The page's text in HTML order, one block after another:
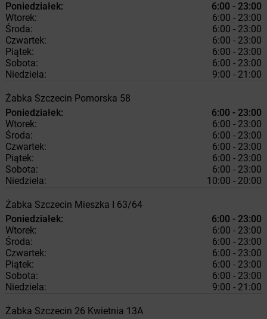
Poniedziałek:
6:00 - 23:00
Wtorek:
6:00 - 23:00
Środa:
6:00 - 23:00
Czwartek:
6:00 - 23:00
Piątek:
6:00 - 23:00
Sobota:
6:00 - 23:00
Niedziela:
9:00 - 21:00
Żabka Szczecin Pomorska 58
Poniedziałek:
6:00 - 23:00
Wtorek:
6:00 - 23:00
Środa:
6:00 - 23:00
Czwartek:
6:00 - 23:00
Piątek:
6:00 - 23:00
Sobota:
6:00 - 23:00
Niedziela:
10:00 - 20:00
Żabka Szczecin Mieszka I 63/64
Poniedziałek:
6:00 - 23:00
Wtorek:
6:00 - 23:00
Środa:
6:00 - 23:00
Czwartek:
6:00 - 23:00
Piątek:
6:00 - 23:00
Sobota:
6:00 - 23:00
Niedziela:
9:00 - 21:00
Żabka Szczecin 26 Kwietnia 13A